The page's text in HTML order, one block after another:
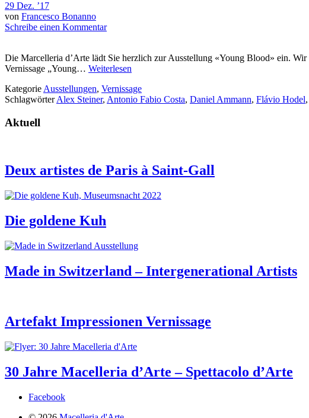
29 Dez. ’17
von Francesco Bonanno
Schreibe einen Kommentar
Die Marcelleria d’Arte lädt Sie herzlich zur Ausstellung «Young Blood» ein.
Vernissage „Young… Weiterlesen
Kategorie Ausstellungen, Vernissage
SchlagwörterAlex Steiner, Antonio Fabio Costa, Daniel Ammann, Flávio Hodel,
Aktuell
Deux artistes de Paris à Saint-Gall
Die goldene Kuh
Made in Switzerland – Intergenerational Artists
Artefakt Impressionen Vernissage
30 Jahre Macelleria d’Arte – Spettacolo d’Arte
Facebook